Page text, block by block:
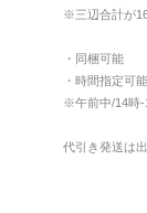
※三辺合計が
・同梱可能
・時間指定可能
※午前中/14時-
代引き発送は